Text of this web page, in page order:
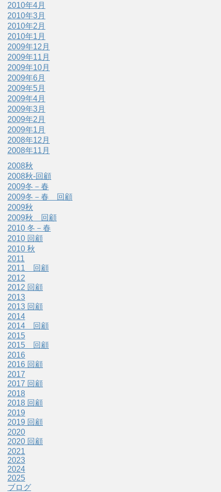
2010年4月
2010年3月
2010年2月
2010年1月
2009年12月
2009年11月
2009年10月
2009年6月
2009年5月
2009年4月
2009年3月
2009年2月
2009年1月
2008年12月
2008年11月
2008秋
2008秋-回顧
2009冬－春
2009冬－春 回顧
2009秋
2009秋 回顧
2010 冬－春
2010 回顧
2010 秋
2011
2011 回顧
2012
2012 回顧
2013
2013 回顧
2014
2014 回顧
2015
2015 回顧
2016
2016 回顧
2017
2017 回顧
2018
2018 回顧
2019
2019 回顧
2020
2020 回顧
2021
2023
2024
2025
ブログ